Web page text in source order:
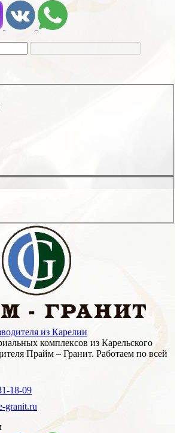
из Карелии
комплексов из Карельского
Прайм – Гранит. Работаем по всей
18-09
granit.ru